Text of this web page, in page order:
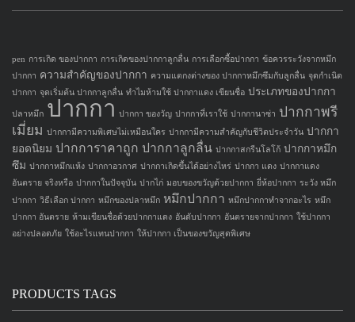
pen การเกิด ของปากกา การเกิดของปากกาลูกลื่น การเลือกซื้อปากกา ข้อควรระวังจากหมึก
ปากกา ความสำคัญของปากกา ความแตกงต่างของ ปากกาหมึกซึมกับลูกลื่น จุดกำเนิด
ปากกา จุดเริ่มต้น ปากกาลูกลื่น ทำไมห้ามใช้ ปากกาแดง เขียนชื่อ ประเภทของปากกา
ปลาหมึก ปากกา ปากกา ของวัญ ปากกาที่เราใช้ ปากกานาซ่า ปากกาพรี
เมี่ยม ปากกามีความพิเศษไม่เหมือนใคร ปากกามีความสำคัญกับชีวิตประจำวัน ปากกา
ยอดนิยม ปากการาคาถูก ปากกาลูกลื่น ปากกาสกรีนโลโก้ ปากกาหมึก
ซึม ปากกาหมึกแห้ง ปากกาอวกาศ ปากกาเกิดขึ้นได้อย่างไหร่ ปากกา แดง ปากกาแดง
อันตราย จริงหรือ ปากกาในปัจจุบัน ปากไก่ มอบของขวัญด้วยปากกา ยี่ห้อปากกา ระวัง หมึก
ปากกา วิธีเลือก ปากกา หมึกของปลาหมึก หมึกปากกา หมึกปากกาทำจากอะไร หมึก
ปากกา อันตราย ห้ามเขียนชื่อด้วยปากกาแดง อันดับปากกา อันตรายจากปากกา ใช้ปากกา
อย่างปลอดภัย ใช้อะไรแทนปากกา ให้ปากกา เป็นของขวัญสุดพิเศษ
PRODUCTS TAGS